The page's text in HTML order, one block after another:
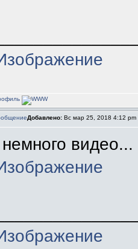
Добавлено: Вс мар 25, 2018 4:12 pm
видео...